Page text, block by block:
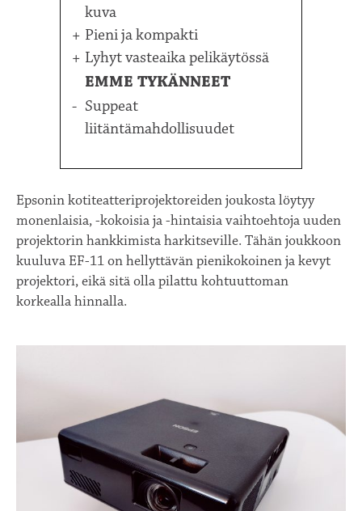
kuva
Pieni ja kompakti
Lyhyt vasteaika pelikäytössä
EMME TYKÄNNEET
Suppeat
liitäntämahdollisuudet
Epsonin kotiteatteriprojektoreiden joukosta löytyy
monenlaisia, -kokoisia ja -hintaisia vaihtoehtoja uuden
projektorin hankkimista harkitseville. Tähän joukkoon
kuuluva EF-11 on hellyttävän pienikokoinen ja kevyt
projektori, eikä sitä olla pilattu kohtuuttoman
korkealla hinnalla.